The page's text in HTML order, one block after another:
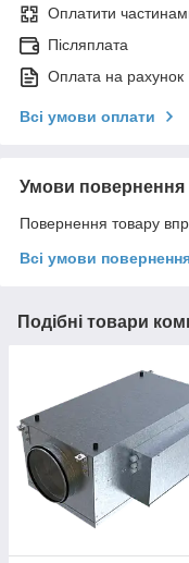
Оплатити
Післяплата
Оплата на рахунок
Всі умови оплати
Умови повернення
Повернення товару
Всі умови
Подібні товари